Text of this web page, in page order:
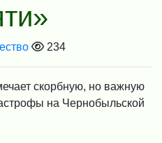
234
скорбную, но важную
на Чернобыльской